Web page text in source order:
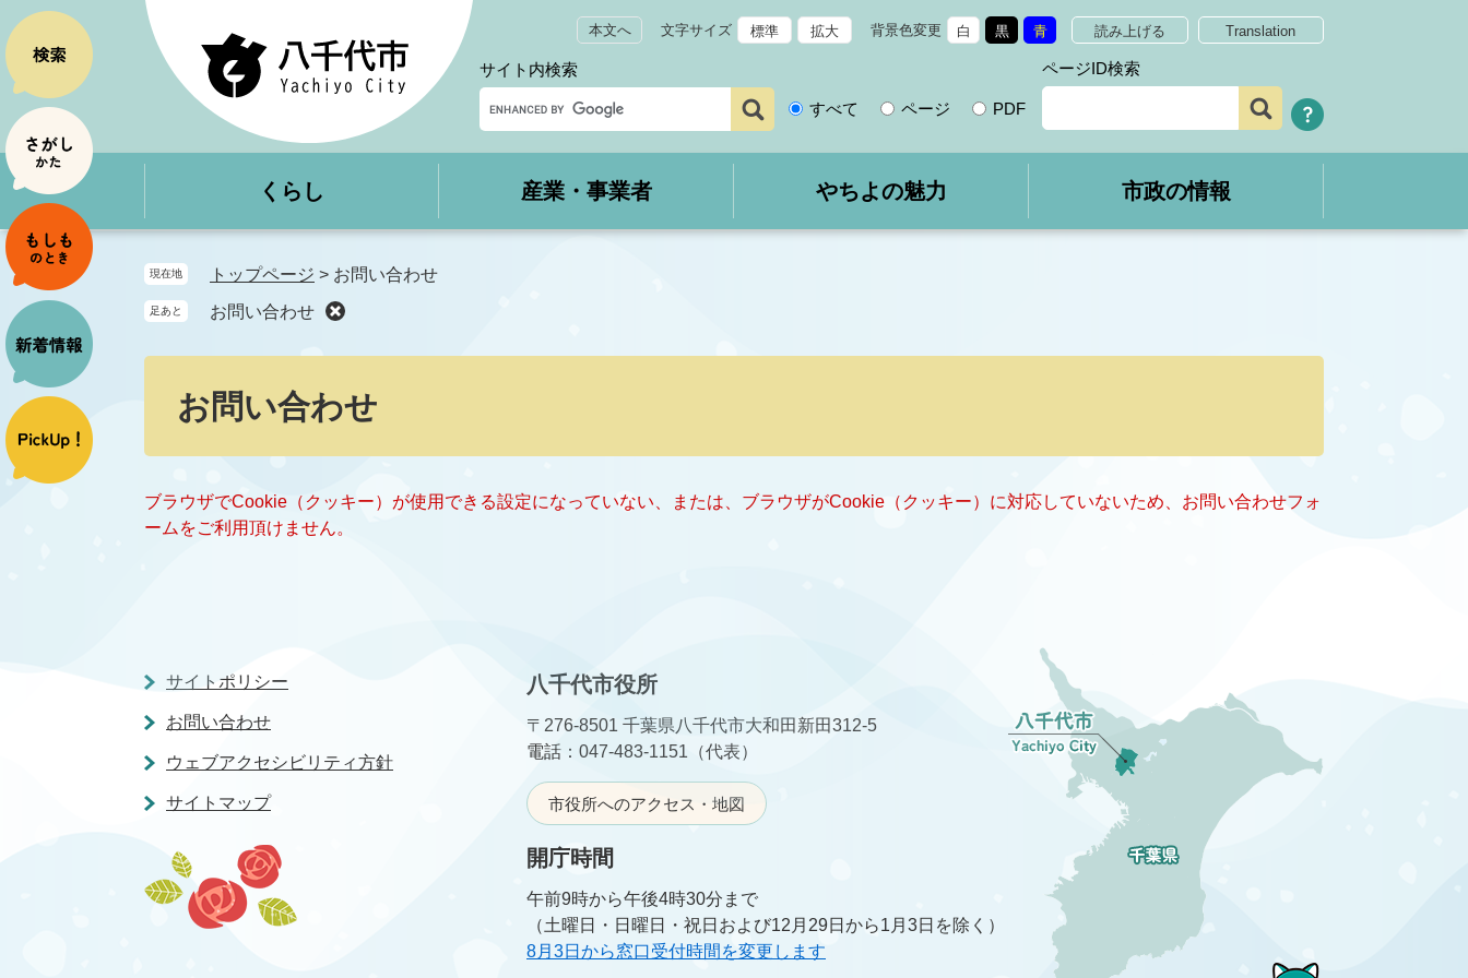
ー
ジ
の
先
頭
で
す
。
ニ
ュ
ー
を
飛
ば
し
て
本
文
本文へ 文字サイズ 標準 拡大 背景色変更 白 黒 青 読み上げる Translation
サイト内検索
すべて ページ PDF
ページID検索
くらし 産業・事業者 やちよの魅力 市政の情報
現在地 トップページ > お問い合わせ
足あと お問い合わせ
お問い合わせ
ブラウザでCookie（クッキー）が使用できる設定になっていない、または、ブラウザがCookie（クッキー）に対応していないため、お問い合わせフォ
ームをご利用頂けません。
サイトポリシー
お問い合わせ
ウェブアクセシビリティ方針
サイトマップ
八千代市役所
〒276-8501 千葉県八千代市大和田新田312-5
電話：047-483-1151（代表）
市役所へのアクセス・地図
開庁時間
午前9時から午後4時30分まで
（土曜日・日曜日・祝日および12月29日から1月3日を除く）
8月3日から窓口受付時間を変更します